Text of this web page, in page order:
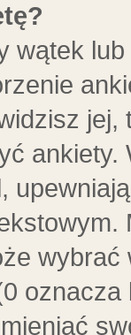
wątek
ankiety.